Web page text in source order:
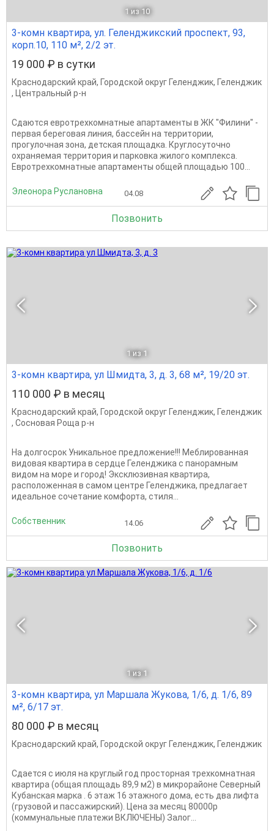
1 из 10
3-комн квартира, ул. Геленджикский проспект, 93,
корп.10, 110 м², 2/2 эт.
19 000 ₽ в сутки
Краснодарский край, Городской округ Геленджик, Геленджик
,
Центральный р-н
Сдаются евротрехкомнатные апартаменты в ЖК "Филини" -
первая береговая линия, бассейн на территории,
прогулочная зона, детская площадка. Круглосуточно
охраняемая территория и парковка жилого комплекса.
Евротрехкомнатные апартаменты общей площадью 100...
Элеонора Руслановна 04.08
Позвонить
1 из 1
3-комн квартира, ул Шмидта, 3, д. 3, 68 м², 19/20 эт.
110 000 ₽ в месяц
Краснодарский край, Городской округ Геленджик, Геленджик
, Сосновая Роща р-н
На долгосрок Уникальное предложение!!! Меблированная
видовая квартира в сердце Геленджика с панорамным
видом на море и город! Эксклюзивная квартира,
расположенная в самом центре Геленджика, предлагает
идеальное сочетание комфорта, стиля...
Собственник 14.06
Позвонить
1 из 1
3-комн квартира, ул Маршала Жукова, 1/6, д. 1/6, 89
м², 6/17 эт.
80 000 ₽ в месяц
Краснодарский край, Городской округ Геленджик, Геленджик
Сдается с июля на круглый год просторная трехкомнатная
квартира (общая площадь 89,9 м2) в микрорайоне Северный
Кубанская марка . 6 этаж 16 этажного дома, есть два лифта
(грузовой и пассажирский). Цена за месяц 80000р
(коммунальные платежи ВКЛЮЧЕНЫ) Залог...